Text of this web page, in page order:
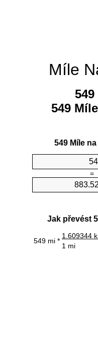
Míle
549
549 Míle
=
Jak převést
549 mi *
1.609344
1 mi